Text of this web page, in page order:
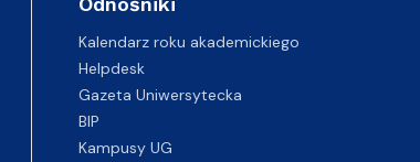
Kalendarz roku akademickiego
Helpdesk
Gazeta Uniwersytecka
BIP
Kampusy UG